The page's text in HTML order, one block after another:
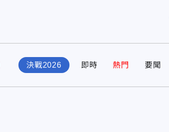
決戰2026 即時 熱門 要聞